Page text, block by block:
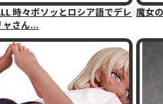
時々ボソッとロシア語でデレ
ャさん...
魔女